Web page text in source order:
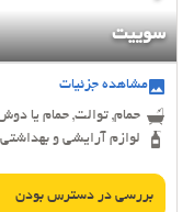
سوییت
مشاهده جزئیات
حمام, توالت, حمام یا
لوازم آرایشی و
بررسی در دسترس بودن